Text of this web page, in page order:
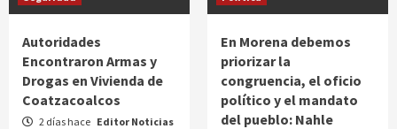
Autoridades
Encontraron Armas y
Drogas en Vivienda de
Coatzacoalcos
2 días hace Editor Noticias
En Morena debemos
priorizar la
congruencia, el oficio
político y el mandato
del pueblo: Nahle